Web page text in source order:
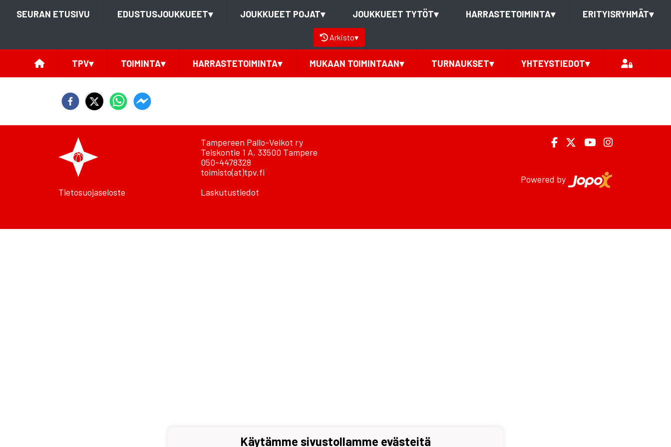
SEURAN ETUSIVU EDUSTUSJOUKKUEET▾ JOUKKUEET POJAT▾ JOUKKUEET TYTÖT▾ HARRASTETOIMINTA▾ ERITYISRYHMÄT▾
Arkisto▾
TPV▾ TOIMINTA▾ HARRASTETOIMINTA▾ MUKAAN TOIMINTAAN▾ TURNAUKSET▾ YHTEYSTIEDOT▾
Tietosuojaseloste
Tampereen Pallo-Veikot ry
Teiskontie 1 A, 33500 Tampere
050-4478328
toimisto(at)tpv.fi
Laskutustiedot
Powered by
Käytämme sivustollamme evästeitä